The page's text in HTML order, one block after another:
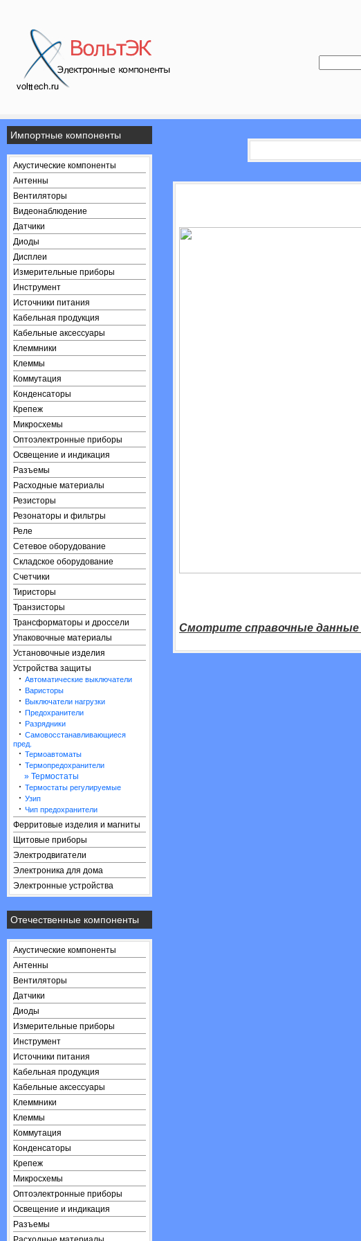
Импортные компоненты
Акустические компоненты
Антенны
Вентиляторы
Видеонаблюдение
Датчики
Диоды
Дисплеи
Измерительные приборы
Инструмент
Источники питания
Кабельная продукция
Кабельные аксессуары
Клеммники
Клеммы
Коммутация
Конденсаторы
Крепеж
Микросхемы
Оптоэлектронные приборы
Освещение и индикация
Разъемы
Расходные материалы
Резисторы
Резонаторы и фильтры
Реле
Сетевое оборудование
Складское оборудование
Счетчики
Тиристоры
Транзисторы
Трансформаторы и дроссели
Упаковочные материалы
Установочные изделия
Устройства защиты
· Автоматические выключатели
· Варисторы
· Выключатели нагрузки
· Предохранители
· Разрядники
· Самовосстанавливающиеся
пред.
· Термоавтоматы
· Термопредохранители
» Термостаты
· Термостаты регулируемые
· Узип
· Чип предохранители
Ферритовые изделия и магниты
Щитовые приборы
Электродвигатели
Электроника для дома
Электронные устройства
Отечественные компоненты
Акустические компоненты
Антенны
Вентиляторы
Датчики
Диоды
Измерительные приборы
Инструмент
Источники питания
Кабельная продукция
Кабельные аксессуары
Клеммники
Клеммы
Коммутация
Конденсаторы
Крепеж
Микросхемы
Оптоэлектронные приборы
Освещение и индикация
Разъемы
Смотрите справочные данные